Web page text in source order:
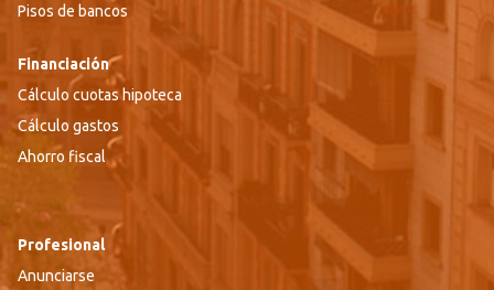
Pisos de bancos
Financiación
Cálculo cuotas hipoteca
Cálculo gastos
Ahorro fiscal
Profesional
Anunciarse